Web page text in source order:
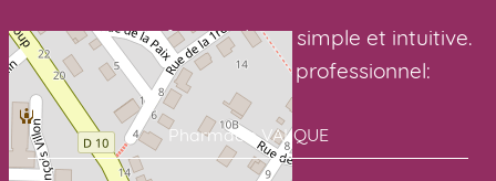
avec une interface en ligne simple et intuitive.
Avec un suivi sérieux et professionnel:
Pharmacie VALQUE